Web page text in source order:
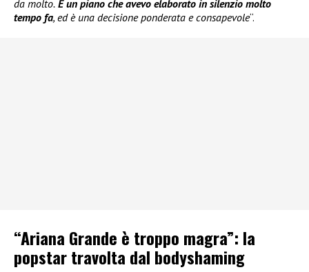
da molto. È un piano che avevo elaborato in silenzio molto
tempo fa, ed è una decisione ponderata e consapevole“.
“Ariana Grande è troppo magra”: la
popstar travolta dal bodyshaming